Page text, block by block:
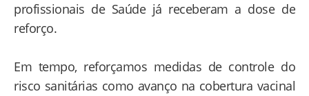
profissionais de Saúde já receberam a dose de
reforço.
Em tempo, reforçamos medidas de controle do
risco sanitárias como avanço na cobertura vacinal